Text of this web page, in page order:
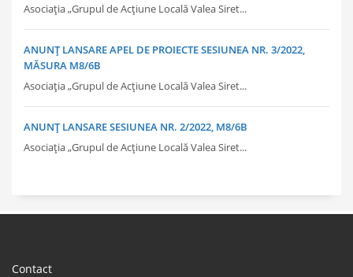
Asociația „Grupul de Acțiune Locală Valea Siret...
ANUNȚ LANSARE APEL DE PROIECTE SESIUNEA NR. 3/2022,
MĂSURA M8/6B
Asociația „Grupul de Acțiune Locală Valea Siret...
ANUNȚ LANSARE SESIUNEA NR. 2/2022, M8/6B
Asociația „Grupul de Acțiune Locală Valea Siret...
Contact